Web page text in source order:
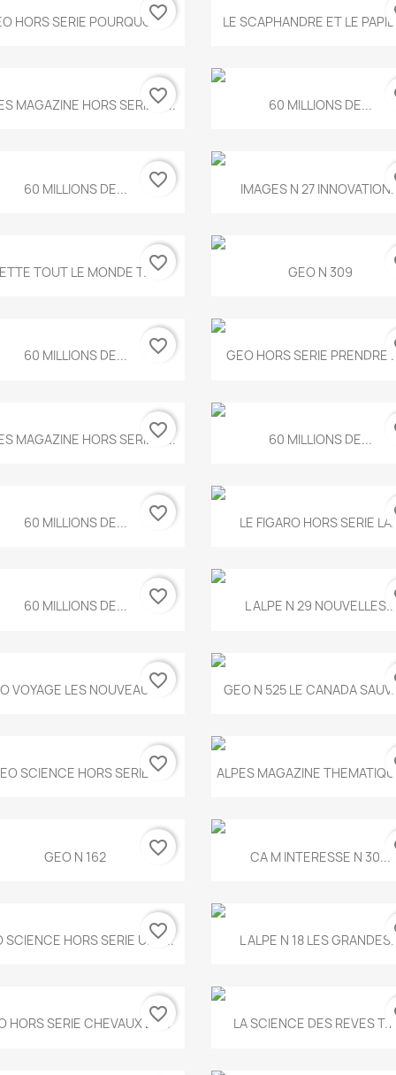
Aperçu rapide
HORS SERIE POURQUOI...
favorite_border Aperçu rapide
LE SCAPHANDRE ET LE
Aperçu rapide
MAGAZINE HORS SERIE N...
favorite_border Aperçu rapide
60 MILLIONS DE...
Aperçu rapide
60 MILLIONS DE... favorite_border Aperçu rapide
IMAGES N 27
Aperçu rapide
TOUT LE MONDE T.546
favorite_border Aperçu rapide
GEO N 309
Aperçu rapide
60 MILLIONS DE... favorite_border Aperçu rapide
GEO HORS SERIE PRENDRE
Aperçu rapide
MAGAZINE HORS SERIE N...
favorite_border Aperçu rapide
60 MILLIONS DE...
Aperçu rapide
60 MILLIONS DE... favorite_border Aperçu rapide
LE FIGARO HORS SERIE
Aperçu rapide
60 MILLIONS DE... favorite_border Aperçu rapide
L ALPE N 29 NOUVELLES...
Aperçu rapide
VOYAGE LES NOUVEAUX...
favorite_border Aperçu rapide
GEO N 525 LE CANADA
Aperçu rapide
SCIENCE HORS SERIE...
favorite_border Aperçu rapide
ALPES MAGAZINE
Aperçu rapide
GEO N 162 favorite_border Aperçu rapide
CA M INTERESSE N 30...
Aperçu rapide
SCIENCE HORS SERIE UNE...
favorite_border Aperçu rapide
L ALPE N 18 LES
Aperçu rapide
HORS SERIE CHEVAUX ET...
favorite_border Aperçu rapide
LA SCIENCE DES REVES